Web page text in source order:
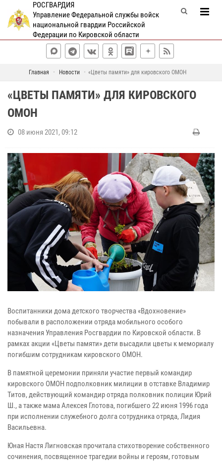
РОСГВАРДИЯ
Управление Федеральной службы войск
национальной гвардии Российской
Федерации по Кировской области
Главная Новости «Цветы памяти» для кировского ОМОН
«ЦВЕТЫ ПАМЯТИ» ДЛЯ КИРОВСКОГО
ОМОН
08 июня 2021, 09:12
Воспитанники дома детского творчества «Вдохновение»
побывали в расположении отряда мобильного особого
назначения Управления Росгвардии по Кировской области. В
рамках акции «Цветы памяти» дети высадили цветы к мемориалу
погибшим сотрудникам кировского ОМОН.
В памятной церемонии приняли участие первый командир
кировского ОМОН подполковник милиции в отставке Владимир
Титов, действующий командир отряда полковник полиции Юрий
Ш., а также мама Алексея Глотова, погибшего 22 июня 1996 года
при исполнении служебного долга сотрудника отряда, Лидия
Васильевна.
Юная Настя Лигновская прочитала стихотворение собственного
сочинения, посвященное трагедии войны и героям, готовым